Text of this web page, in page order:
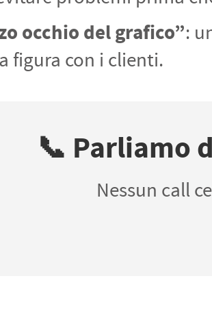
occhio del grafico”:
figura con i clienti.
📞 Parliamo
Nessun call